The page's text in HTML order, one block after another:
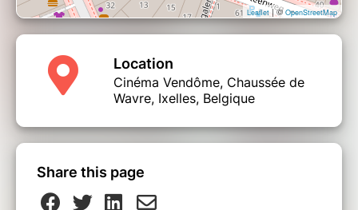
Leaflet| ©OpenStreetMap
Location
Cinéma Vendôme, Chaussée de
Wavre, Ixelles, Belgique
Share this page